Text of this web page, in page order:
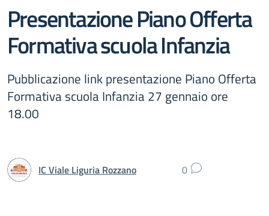
Presentazione Piano Offerta
Formativa scuola Infanzia
Pubblicazione link presentazione Piano Offerta
Formativa scuola Infanzia 27 gennaio ore
18.00
IC Viale Liguria Rozzano 0